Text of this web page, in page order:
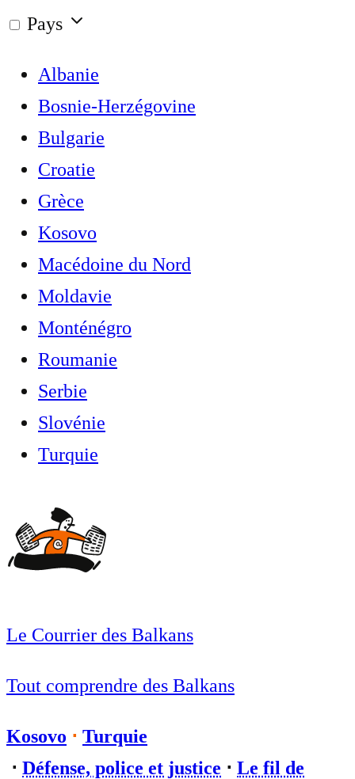
Pays
Albanie
Bosnie-Herzégovine
Bulgarie
Croatie
Grèce
Kosovo
Macédoine du Nord
Moldavie
Monténégro
Roumanie
Serbie
Slovénie
Turquie
Le Courrier des Balkans
Tout comprendre des Balkans
Kosovo ⋅ Turquie
⋅ Défense, police et justice ⋅ Le fil de